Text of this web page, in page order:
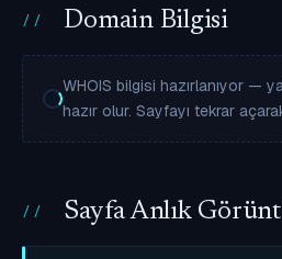
Domain Bilgisi
WHOIS bilgisi hazırlanıyor —
hazır olur. Sayfayı tekrar
Sayfa Anlık